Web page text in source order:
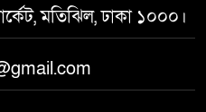
মতিঝিল, ঢাকা ১০০০।